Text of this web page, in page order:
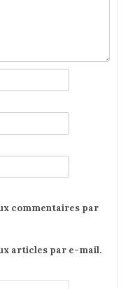
commentaires par
articles par e-mail.